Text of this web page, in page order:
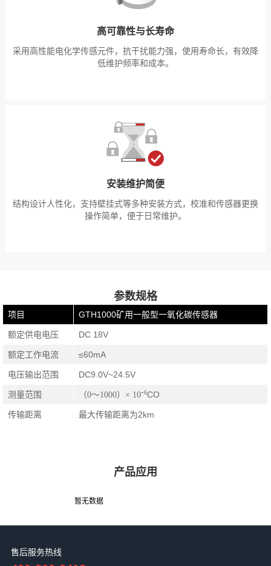
高可靠性与长寿命
采用高性能电化学传感元件，抗干扰能力强，使用寿命长，有效降
低维护频率和成本。
安装维护简便
结构设计人性化，支持壁挂式等多种安装方式，校准和传感器更换
操作简单，便于日常维护。
参数规格
项目 GTH1000矿用一般型一氧化碳传感器
额定供电电压 DC 18V
额定工作电流 ≤60mA
电压输出范围 DC9.0V~24.5V
测量范围 （0～1000）× 10-6CO
传输距离 最大传输距离为2km
产品应用
暂无数据
售后服务热线